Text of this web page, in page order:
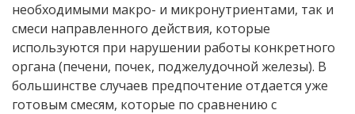
необходимыми макро- и микронутриентами, так и
смеси направленного действия, которые
используются при нарушении работы конкретного
органа (печени, почек, поджелудочной железы). В
большинстве случаев предпочтение отдается уже
готовым смесям, которые по сравнению с